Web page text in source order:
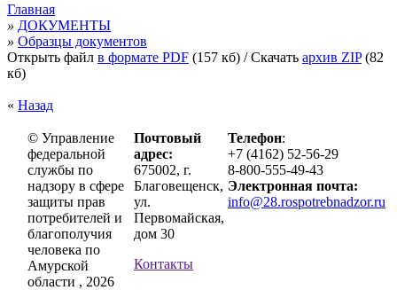
Главная
» ДОКУМЕНТЫ
» Образцы документов
Открыть файл в формате PDF (157 кб) / Скачать архив ZIP (82
кб)
« Назад
© Управление
федеральной
службы по
надзору в сфере
защиты прав
потребителей и
благополучия
человека по
Амурской
области , 2026
Почтовый
адрес:
675002, г.
Благовещенск,
ул.
Первомайская,
дом 30
Контакты
Телефон:
+7 (4162) 52-56-29
8-800-555-49-43
Электронная почта:
info@28.rospotrebnadzor.ru